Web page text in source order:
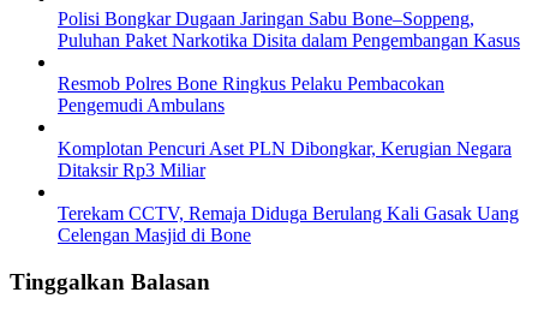
Polisi Bongkar Dugaan Jaringan Sabu Bone–Soppeng,
Puluhan Paket Narkotika Disita dalam Pengembangan Kasus
Resmob Polres Bone Ringkus Pelaku Pembacokan
Pengemudi Ambulans
Komplotan Pencuri Aset PLN Dibongkar, Kerugian Negara
Ditaksir Rp3 Miliar
Terekam CCTV, Remaja Diduga Berulang Kali Gasak Uang
Celengan Masjid di Bone
Tinggalkan Balasan